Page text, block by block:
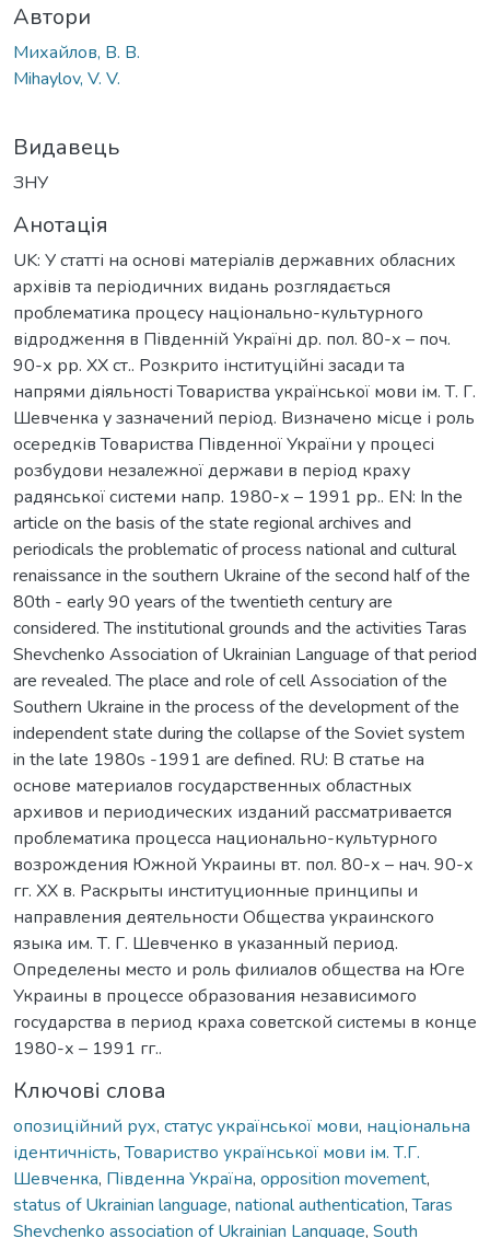
Автори
Михайлов, В. В.
Mihaylov, V. V.
Видавець
ЗНУ
Анотація
UK: У статті на основі матеріалів державних обласних
архівів та періодичних видань розглядається
проблематика процесу національно-культурного
відродження в Південній Україні др. пол. 80-х – поч.
90-х рр. ХХ ст.. Розкрито інституційні засади та
напрями діяльності Товариства української мови ім. Т. Г.
Шевченка у зазначений період. Визначено місце і роль
осередків Товариства Південної України у процесі
розбудови незалежної держави в період краху
радянської системи напр. 1980-х – 1991 рр.. EN: In the
article on the basis of the state regional archives and
periodicals the problematic of process national and cultural
renaissance in the southern Ukraine of the second half of the
80th - early 90 years of the twentieth century are
considered. The institutional grounds and the activities Taras
Shevchenko Association of Ukrainian Language of that period
are revealed. The place and role of cell Association of the
Southern Ukraine in the process of the development of the
independent state during the collapse of the Soviet system
in the late 1980s -1991 are defined. RU: В статье на
основе материалов государственных областных
архивов и периодических изданий рассматривается
проблематика процесса национально-культурного
возрождения Южной Украины вт. пол. 80-х – нач. 90-х
гг. ХХ в. Раскрыты институционные принципы и
направления деятельности Общества украинского
языка им. Т. Г. Шевченко в указанный период.
Определены место и роль филиалов общества на Юге
Украины в процессе образования независимого
государства в период краха советской системы в конце
1980-х – 1991 гг..
Ключові слова
опозиційний рух, статус української мови, національна
ідентичність,Товариство української мови ім. Т.Г.
Шевченка, Південна Україна, opposition movement,
status of Ukrainian language, national authentication,Taras
Shevchenko association of Ukrainian Language, South